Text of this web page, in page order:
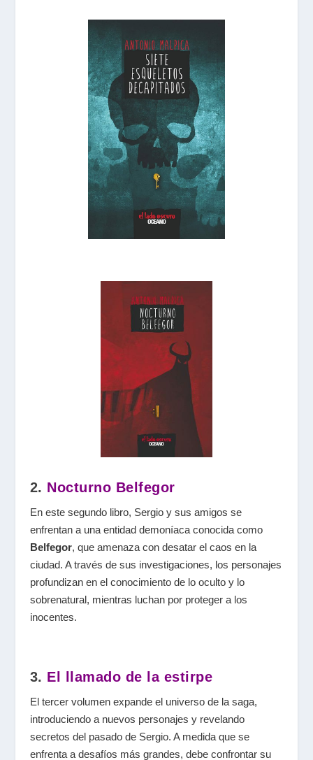
2. Nocturno Belfegor
En este segundo libro, Sergio y sus amigos se
enfrentan a una entidad demoníaca conocida como
Belfegor, que amenaza con desatar el caos en la
ciudad. A través de sus investigaciones, los personajes
profundizan en el conocimiento de lo oculto y lo
sobrenatural, mientras luchan por proteger a los
inocentes.
3. El llamado de la estirpe
El tercer volumen expande el universo de la saga,
introduciendo a nuevos personajes y revelando
secretos del pasado de Sergio. A medida que se
enfrenta a desafíos más grandes, debe confrontar su